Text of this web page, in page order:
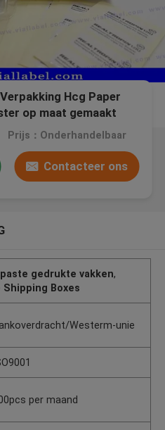
Hcg Paper
op maat gemaakt
Prijs：Onderhandelbaar
Contacteer ons
gedrukte vakken,
Shipping Boxes
Westerm-unie
per maand